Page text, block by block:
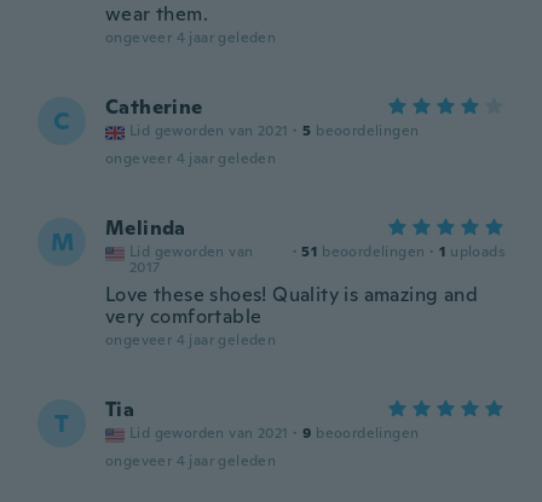
wear them.
ongeveer 4 jaar geleden
C Catherine
Lid geworden van 2021 · 5 beoordelingen
ongeveer 4 jaar geleden
M Melinda
Lid geworden van
2017
· 51 beoordelingen · 1 uploads
Love these shoes! Quality is amazing and
very comfortable
ongeveer 4 jaar geleden
T Tia
Lid geworden van 2021 · 9 beoordelingen
ongeveer 4 jaar geleden